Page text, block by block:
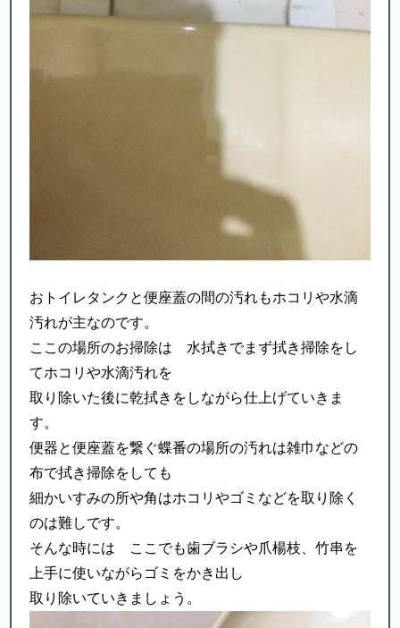
おトイレタンクと便座蓋の間の汚れもホコリや水滴
汚れが主なのです。
ここの場所のお掃除は 水拭きでまず拭き掃除をし
てホコリや水滴汚れを
取り除いた後に乾拭きをしながら仕上げていきま
す。
便器と便座蓋を繋ぐ蝶番の場所の汚れは雑巾などの
布で拭き掃除をしても
細かいすみの所や角はホコリやゴミなどを取り除く
のは難しです。
そんな時には ここでも歯ブラシや爪楊枝、竹串を
上手に使いながらゴミをかき出し
取り除いていきましょう。